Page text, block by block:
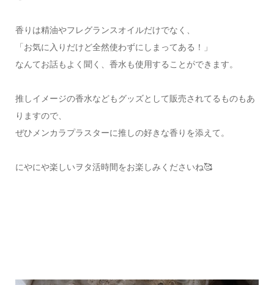
香りは精油やフレグランスオイルだけでなく、
「お気に入りだけど全然使わずにしまってある！」
なんてお話もよく聞く、香水も使用することができます。
推しイメージの香水などもグッズとして販売されてるものもあ
りますので、
ぜひメンカラプラスターに推しの好きな香りを添えて。
にやにや楽しいヲタ活時間をお楽しみくださいね🥰